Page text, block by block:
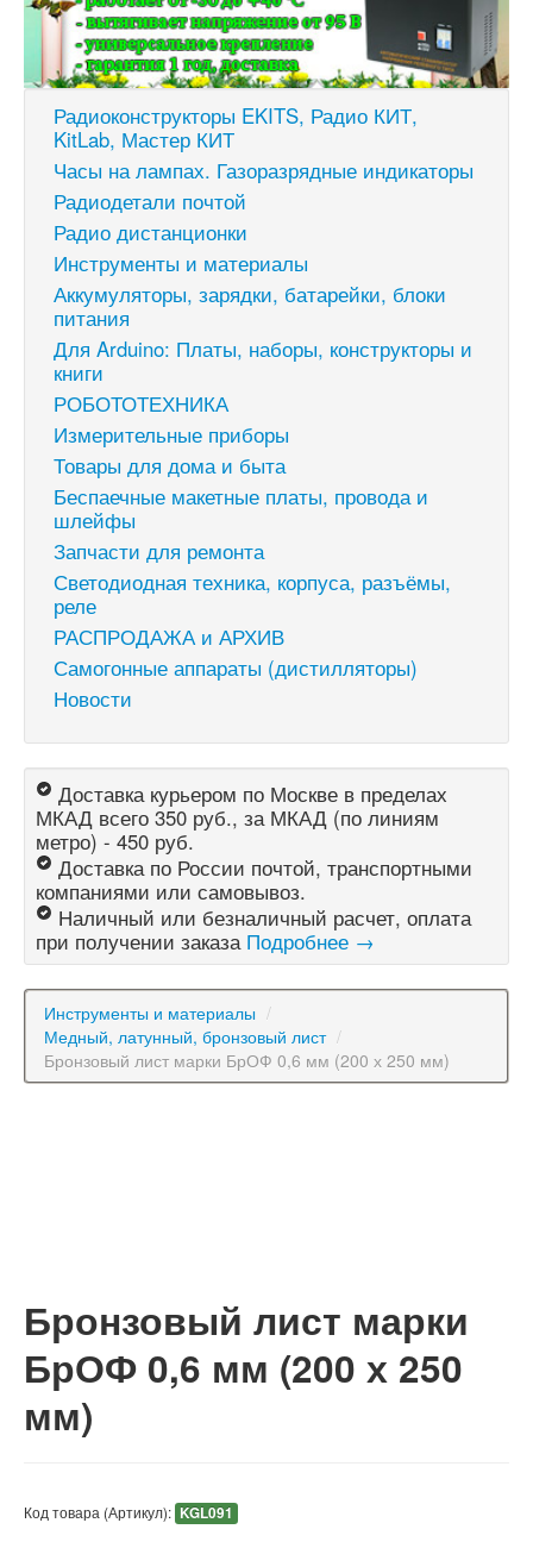
Радиоконструкторы EKITS, Радио КИТ,
KitLab, Мастер КИТ
Часы на лампах. Газоразрядные индикаторы
Радиодетали почтой
Радио дистанционки
Инструменты и материалы
Аккумуляторы, зарядки, батарейки, блоки
питания
Для Arduino: Платы, наборы, конструкторы и
книги
РОБОТОТЕХНИКА
Измерительные приборы
Товары для дома и быта
Беспаечные макетные платы, провода и
шлейфы
Запчасти для ремонта
Светодиодная техника, корпуса, разъёмы,
реле
РАСПРОДАЖА и АРХИВ
Самогонные аппараты (дистилляторы)
Новости
Доставка курьером по Москве в пределах
МКАД всего 350 руб., за МКАД (по линиям
метро) - 450 руб.
Доставка по России почтой, транспортными
компаниями или самовывоз.
Наличный или безналичный расчет, оплата
при получении заказа Подробнее →
Инструменты и материалы /
Медный, латунный, бронзовый лист /
Бронзовый лист марки БрОФ 0,6 мм (200 х 250 мм)
Бронзовый лист марки
БрОФ 0,6 мм (200 х 250
мм)
Код товара (Артикул): KGL091